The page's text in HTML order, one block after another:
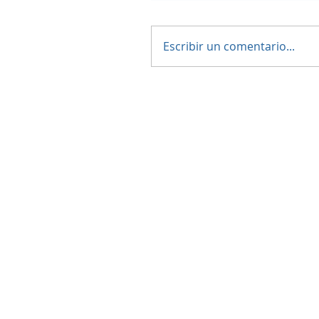
Escribir un comentario...